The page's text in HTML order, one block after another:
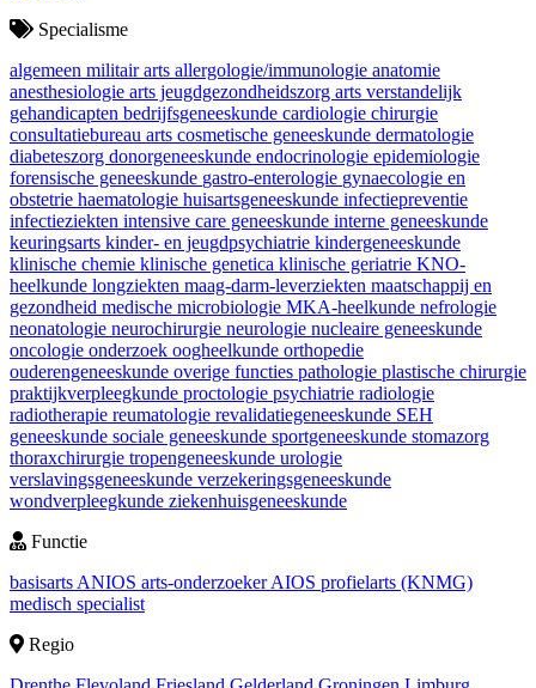
Specialisme
algemeen militair arts allergologie/immunologie anatomie
anesthesiologie arts jeugdgezondheidszorg arts verstandelijk
gehandicapten bedrijfsgeneeskunde cardiologie chirurgie
consultatiebureau arts cosmetische geneeskunde dermatologie
diabeteszorg donorgeneeskunde endocrinologie epidemiologie
forensische geneeskunde gastro-enterologie gynaecologie en
obstetrie haematologie huisartsgeneeskunde infectiepreventie
infectieziekten intensive care geneeskunde interne geneeskunde
keuringsarts kinder- en jeugdpsychiatrie kindergeneeskunde
klinische chemie klinische genetica klinische geriatrie KNO-
heelkunde longziekten maag-darm-leverziekten maatschappij en
gezondheid medische microbiologie MKA-heelkunde nefrologie
neonatologie neurochirurgie neurologie nucleaire geneeskunde
oncologie onderzoek oogheelkunde orthopedie
ouderengeneeskunde overige functies pathologie plastische chirurgie
praktijkverpleegkunde proctologie psychiatrie radiologie
radiotherapie reumatologie revalidatiegeneeskunde SEH
geneeskunde sociale geneeskunde sportgeneeskunde stomazorg
thoraxchirurgie tropengeneeskunde urologie
verslavingsgeneeskunde verzekeringsgeneeskunde
wondverpleegkunde ziekenhuisgeneeskunde
Functie
basisarts ANIOS arts-onderzoekerAIOS profielarts (KNMG)
medisch specialist
Regio